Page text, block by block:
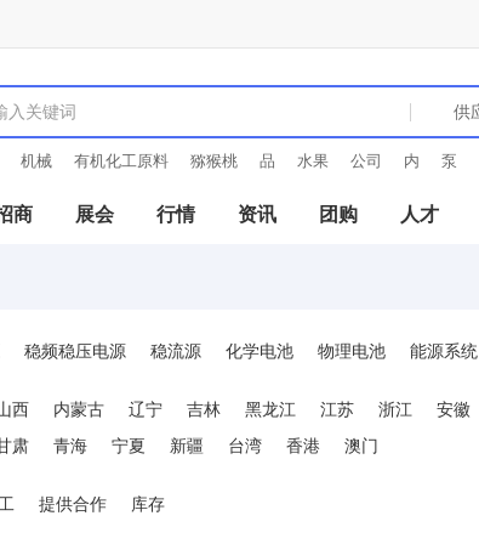
机械 有机化工原料 猕猴桃 品 水果 公司 内 泵
商 展会 行情 资讯 团购 人才
稳频稳压电源 稳流源 化学电池 物理电池 能源系统
西 内蒙古 辽宁 吉林 黑龙江 江苏 浙江 安徽
肃 青海 宁夏 新疆 台湾 香港 澳门
提供合作 库存